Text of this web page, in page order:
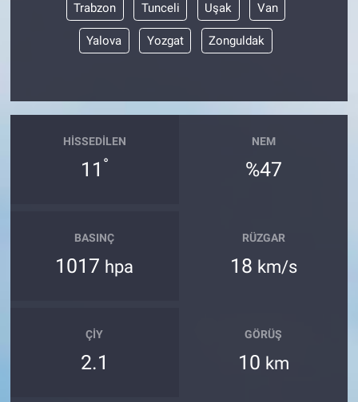
Trabzon Tunceli Uşak Van
Yalova Yozgat Zonguldak
HISSEDILEN
11 °
NEM
%47
BASINÇ
1017 hpa
RÜZGAR
18 km/s
ÇIY
2.1
GÖRÜŞ
10 km
Yerel Gündem
Canlı Yayın